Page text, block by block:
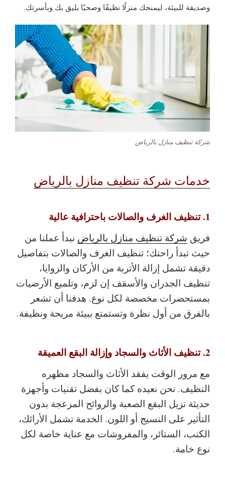
وصديقة للبيئة، ليمنحك منزلًا نظيفًا وصحيًا يليق بك وبأسرتك.
شركة تنظيف منازل بالرياض
خدمات شركة تنظيف منازل بالرياض
1. تنظيف الغرف والصالات باحترافية عالية
فريق شركة تنظيف منازل بالرياض نبدأ عملنا من
حيث تبدأ راحتك؛ تنظيف الغرف والصالات بتفاصيل
دقيقة تشمل إزالة الأتربة من الأركان والزوايا،
تنظيف الجدران والأسقف إن لزم، وتلميع الأرضيات
بمستحضرات مخصصة لكل نوع. هدفنا أن تشعر
بالفرق من أول نظرة وتستمتع ببيئة مريحة ونظيفة.
2. تنظيف الأثاث والسجاد وإزالة البقع العميقة
مع مرور الوقت يفقد الأثاث والسجاد مظهره
النظيف. نحن نعيده كما كان بفضل تقنيات وأجهزة
حديثة تزيل البقع الصعبة والروائح المزعجة بدون
التأثير على النسيج أو اللون. الخدمة تشمل الأرائك،
الكنب، الستائر، والمفروشات مع عناية خاصة لكل
نوع خامة.